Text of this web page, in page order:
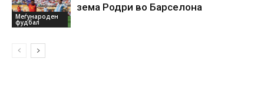
Меѓународен
фудбал
зема Родри во Барселона